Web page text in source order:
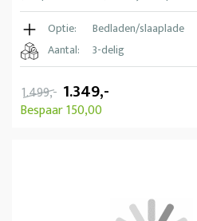
Optie:
Bedladen/slaaplade
Aantal:
3-delig
1.499,- 1.349,-
Bespaar 150,00